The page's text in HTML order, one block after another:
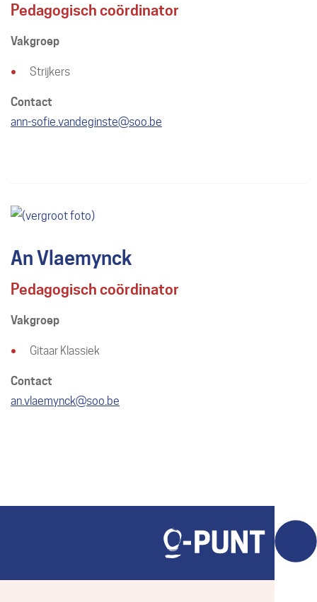
Pedagogisch coördinator
Vakgroep
Strijkers
Contact
E-
ann-sofie.vandeginste@soo.be
An Vlaemynck
Pedagogisch coördinator
Vakgroep
Gitaar Klassiek
Contact
E-
an.vlaemynck@soo.be